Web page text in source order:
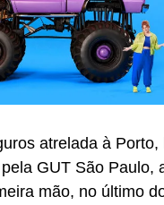
atrelada à
GUT São Paulo,
mão, no último